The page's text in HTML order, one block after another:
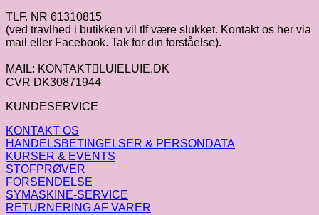
TLF. NR 61310815
(ved travlhed i butikken vil tlf være slukket. Kontakt os her via
mail eller Facebook. Tak for din forståelse).
MAIL: KONTAKTLUIELUIE.DK
CVR DK30871944
KUNDESERVICE
KONTAKT OS
HANDELSBETINGELSER & PERSONDATA
KURSER & EVENTS
STOFPRØVER
FORSENDELSE
SYMASKINE-SERVICE
RETURNERING AF VARER